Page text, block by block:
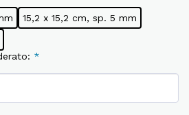
15,2 x 15,2 cm, sp. 5 mm
*